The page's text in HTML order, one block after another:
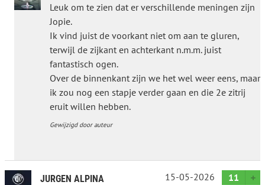
Leuk om te zien dat er verschillende meningen zijn
Jopie.
Ik vind juist de voorkant niet om aan te gluren,
terwijl de zijkant en achterkant n.m.m. juist
fantastisch ogen.
Over de binnenkant zijn we het wel weer eens, maar
ik zou nog een stapje verder gaan en die 2e zitrij
eruit willen hebben.
Gewijzigd door auteur
JURGEN ALPINA 15-05-2026
11